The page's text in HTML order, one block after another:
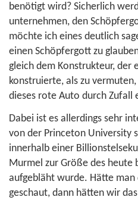
benötigt wird? Sicherlich
unternehmen, den
möchte ich eines deutlich
einen Schöpfergott zu
gleich dem Konstrukteur, der
konstruierte, als zu
dieses rote Auto durch Zufall
Dabei ist es allerdings sehr
von der Princeton University
innerhalb einer
Murmel zur Größe des heute
aufgebläht wurde. Hätte man
geschaut, dann hätten wir